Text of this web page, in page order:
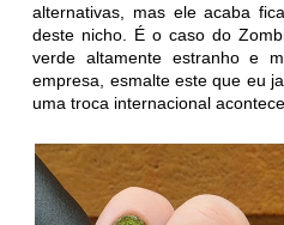
alternativas, mas ele acaba
deste nicho. É o caso do
verde altamente estranho e
empresa, esmalte este que eu
uma troca internacional